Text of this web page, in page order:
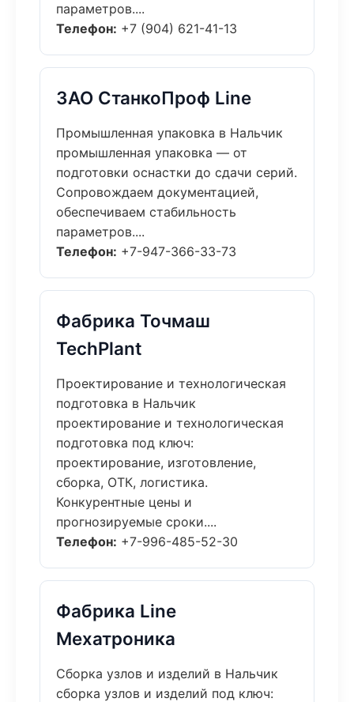
параметров....
Телефон: +7 (904) 621-41-13
ЗАО СтанкоПроф Line
Промышленная упаковка в Нальчик
промышленная упаковка — от
подготовки оснастки до сдачи серий.
Сопровождаем документацией,
обеспечиваем стабильность
параметров....
Телефон: +7-947-366-33-73
Фабрика Точмаш
TechPlant
Проектирование и технологическая
подготовка в Нальчик
проектирование и технологическая
подготовка под ключ:
проектирование, изготовление,
сборка, ОТК, логистика.
Конкурентные цены и
прогнозируемые сроки....
Телефон: +7-996-485-52-30
Фабрика Line
Мехатроника
Сборка узлов и изделий в Нальчик
сборка узлов и изделий под ключ: